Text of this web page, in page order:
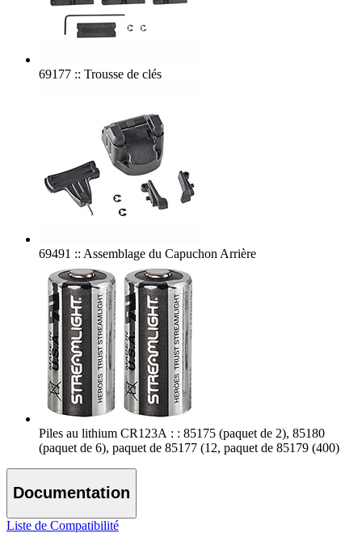
69177 :: Trousse de clés
69491 :: Assemblage du Capuchon Arrière
Piles au lithium CR123A : : 85175 (paquet de 2), 85180
(paquet de 6), paquet de 85177 (12, paquet de 85179 (400)
Documentation
Liste de Compatibilité